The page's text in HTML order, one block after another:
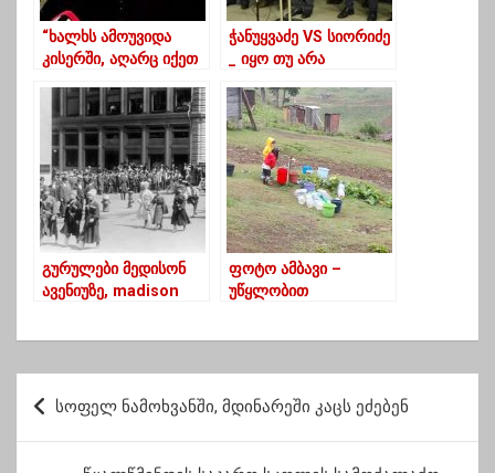
“ხალხს ამოუვიდა
კისერში, აღარც იქეთ
ჭანუყვაძე VS სიორიძე
_ იყო თუ არა
„ოცნების“ ოფისში
გურულები მედისონ
ავენიუზე, madison
ფოტო ამბავი –
უწყლობით
სოფელ ნამოხვანში, მდინარეში კაცს ეძებენ